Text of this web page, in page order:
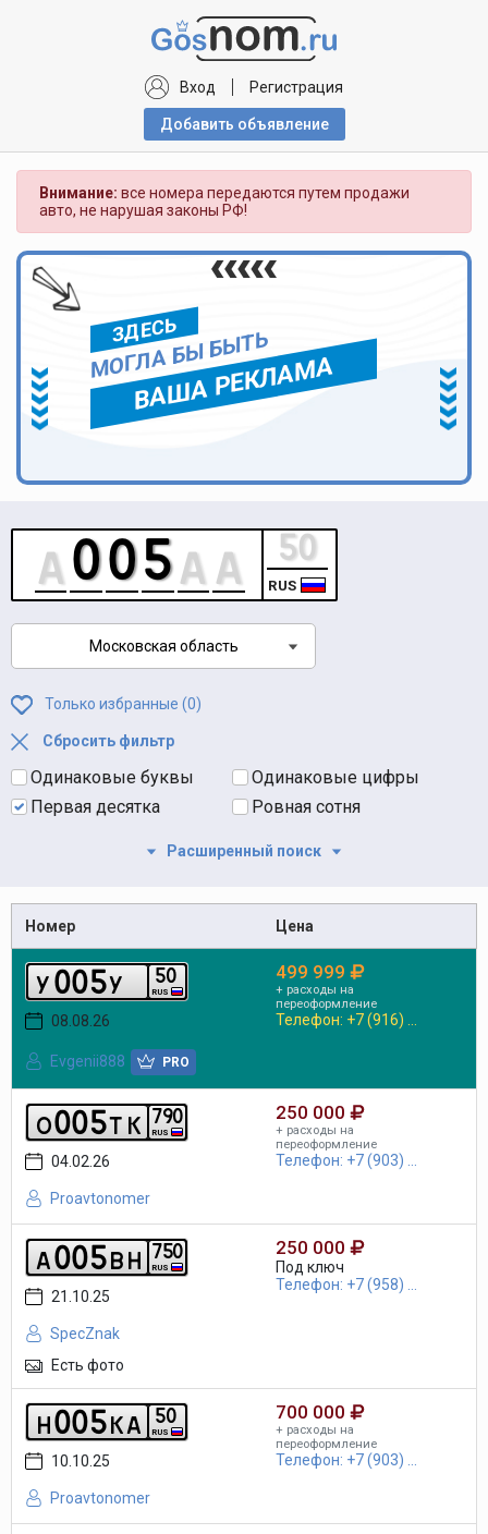
Вход Регистрация
Добавить объявлениe
Внимание: все номера передаются путем продажи
авто, не нарушая законы РФ!
ЗДЕСЬ
МОГЛА БЫ БЫТЬ
ВАША РЕКЛАМА
RUS
Московская область
Только избранные (0)
Сбросить фильтр
Одинаковые буквы
Одинаковые цифры
Первая десятка
Ровная сотня
Расширенный поиск
Номер Цена
y005y RUS
50
08.08.26
Evgenii888 PRO
499 999
+ расходы на
переоформление
Телефон: +7 (916) ...
o005t k RUS
790
04.02.26
Proavtonomer
250 000
+ расходы на
переоформление
Телефон: +7 (903) ...
a005b h RUS
750
21.10.25
SpecZnak
Есть фото
250 000
Под ключ
Телефон: +7 (958) ...
h005ka RUS
50
10.10.25
Proavtonomer
700 000
+ расходы на
переоформление
Телефон: +7 (903) ...